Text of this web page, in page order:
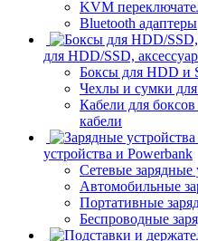
KVM
Bluetooth адаптеры
для HDD/SSD,
Боксы для HDD и
Чехлы и сумки
Кабели для
кабели
устройства и Powerbank
Сетевые зарядные
Автомобильные
Портативные
Беспроводные